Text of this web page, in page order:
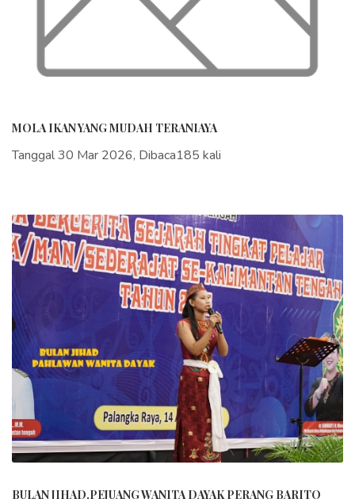
MOLA IKAN YANG MUDAH TERANIAYA
Tanggal 30 Mar 2026, Dibaca185 kali
BULAN JIHAD,PEJUANG WANITA DAYAK PERANG BARITO